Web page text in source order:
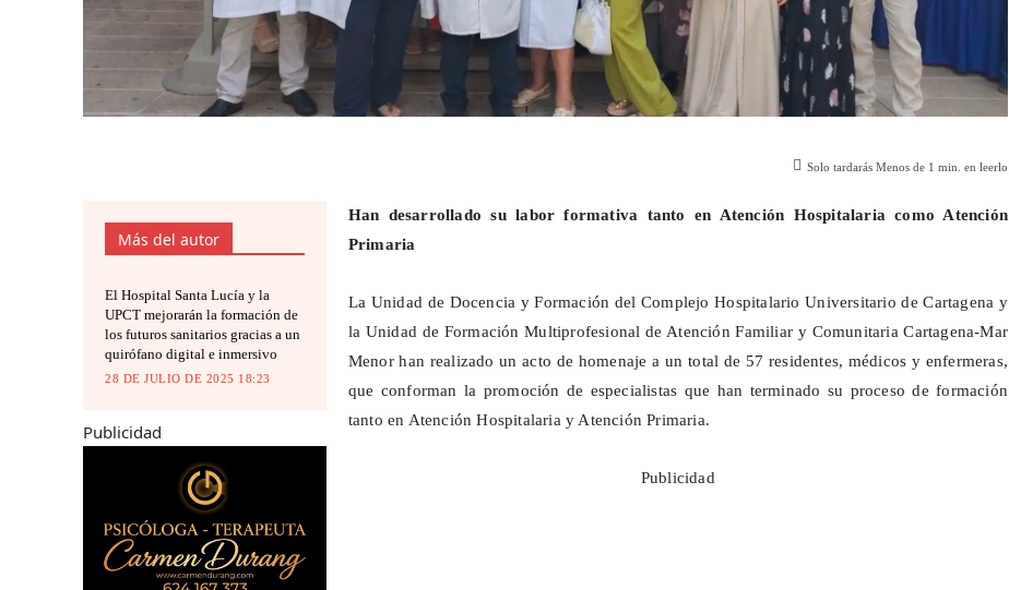
Solo tardarásMenos de 1min. en leerlo
Más del autor
El Hospital Santa Lucía y la
UPCT mejorarán la formación de
los futuros sanitarios gracias a un
quirófano digital e inmersivo
28 DE JULIO DE 2025 18:23
Publicidad
Han desarrollado su labor formativa tanto en Atención Hospitalaria como Atención
Primaria
La Unidad de Docencia y Formación del Complejo Hospitalario Universitario de Cartagena y
la Unidad de Formación Multiprofesional de Atención Familiar y Comunitaria Cartagena-Mar
Menor han realizado un acto de homenaje a un total de 57 residentes, médicos y enfermeras,
que conforman la promoción de especialistas que han terminado su proceso de formación
tanto en Atención Hospitalaria y Atención Primaria.
Publicidad